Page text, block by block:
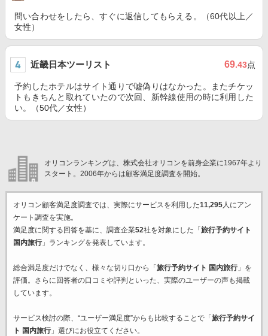
問い合わせをしたら、すぐに返信してもらえる。（60代以上／
女性）
近畿日本ツーリスト 69.43点
予約したホテルはサイト通りで嘘偽りはなかった。またチケッ
トもきちんと取れていたので次回、新幹線使用の時に利用した
い。（50代／女性）
オリコンランキングは、株式会社オリコンを前身企業に1967年より
スタート。2006年からは顧客満足度調査を開始。
オリコン顧客満足度調査では、実際にサービスを利用した11,295人にアン
ケート調査を実施。
満足度に関する回答を基に、調査企業52社を対象にした「 旅行予約サイト
国内旅行」ランキングを発表しています。
総合満足度だけでなく、様々な切り口から「 旅行予約サイト 国内旅行」を
評価。さらに回答者の口コミや評判といった、実際のユーザーの声も掲載
しています。
サービス検討の際、“ユーザー満足度”からも比較することで「 旅行予約サイ
ト 国内旅行」選びにお役立てください。